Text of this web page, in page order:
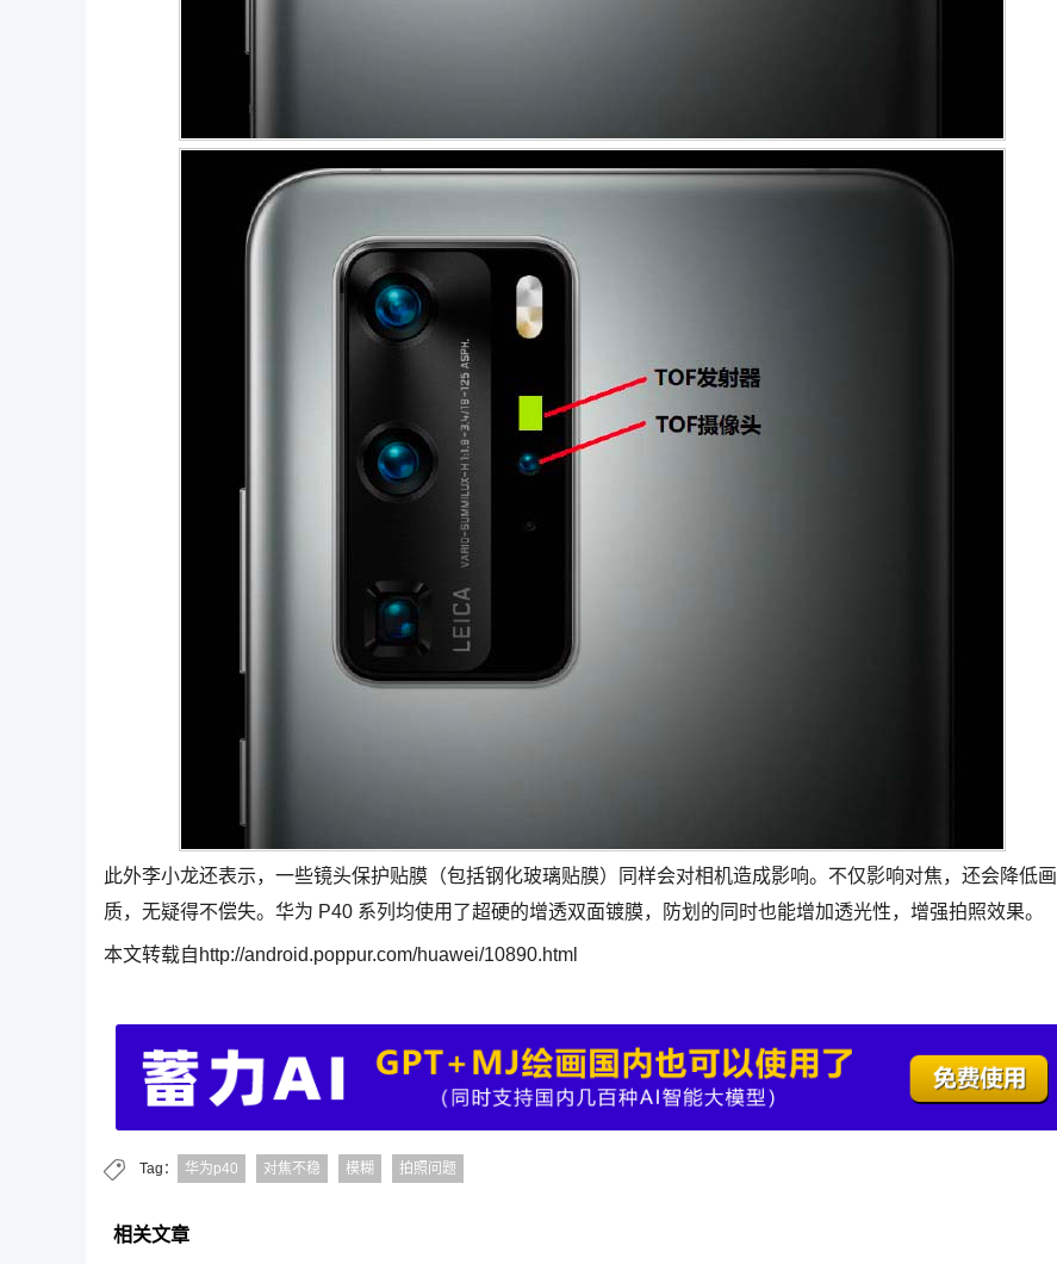
此外李小龙还表示，一些镜头保护贴膜（包括钢化玻璃贴膜）同样会对相机造成影响。不仅影响对焦，还会降低画
质，无疑得不偿失。华为 P40 系列均使用了超硬的增透双面镀膜，防划的同时也能增加透光性，增强拍照效果。
本文转载自http://android.poppur.com/huawei/10890.html
Tag： 华为p40 对焦不稳 模糊 拍照问题
相关文章